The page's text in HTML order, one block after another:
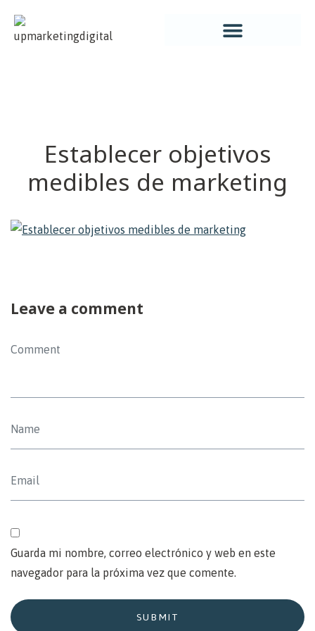
Establecer objetivos
medibles de marketing
Leave a comment
Guarda mi nombre, correo electrónico y web en este
navegador para la próxima vez que comente.
SUBMIT